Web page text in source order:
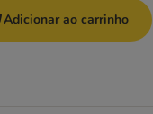
Adicionar ao carrinho